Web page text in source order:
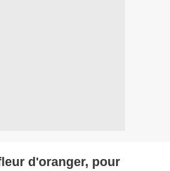
d'oranger, pour